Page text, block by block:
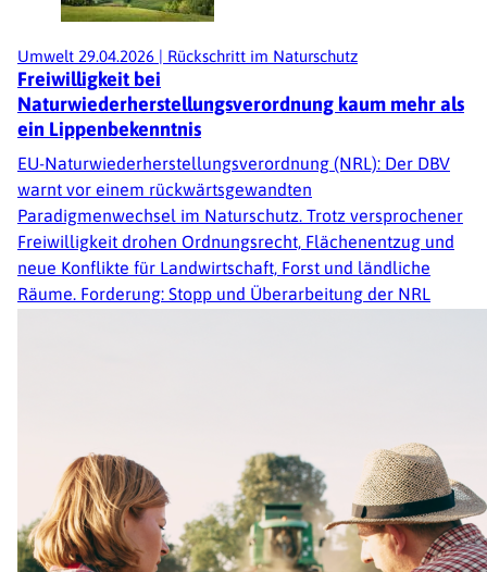
Umwelt 29.04.2026 | Rückschritt im Naturschutz
Freiwilligkeit bei
Naturwiederherstellungsverordnung kaum mehr als
ein Lippenbekenntnis
EU-Naturwiederherstellungsverordnung (NRL): Der DBV
warnt vor einem rückwärtsgewandten
Paradigmenwechsel im Naturschutz. Trotz versprochener
Freiwilligkeit drohen Ordnungsrecht, Flächenentzug und
neue Konflikte für Landwirtschaft, Forst und ländliche
Räume. Forderung: Stopp und Überarbeitung der NRL